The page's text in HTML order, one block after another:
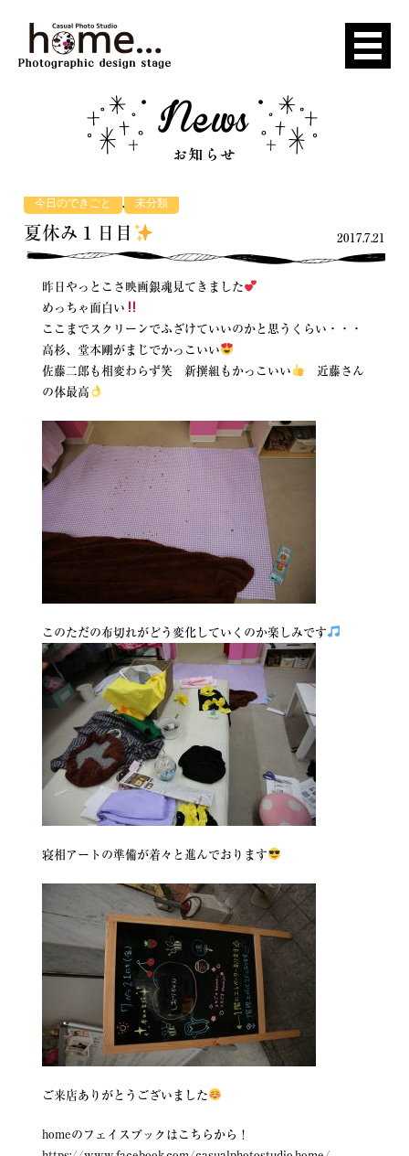
今日のできごと 未分類
夏休み１日目 2017.7.21
昨日やっとこさ映画銀魂見てきました
めっちゃ面白い
ここまでスクリーンでふざけていいのかと思うくらい・・・
高杉、堂本剛がまじでかっこいい
佐藤二郎も相変わらず笑 新撰組もかっこいい
近藤さん
の体最高
このただの布切れがどう変化していくのか楽しみです
寝相アートの準備が着々と進んでおります
ご来店ありがとうございました
homeのフェイスブックはこちらから！